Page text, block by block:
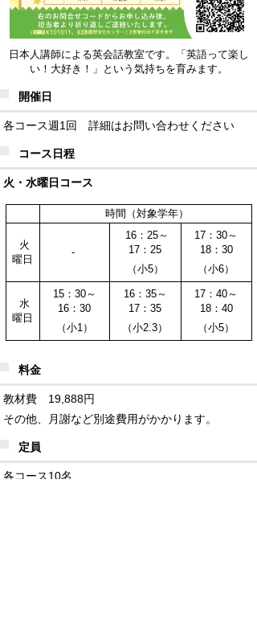
日本人講師による英会話教室です。「英語って楽し
い！大好き！」という気持ちを育みます。
開催日
各コース週1回 詳細はお問い合わせください
コース日程
火・水曜日コース
時間（対象学年）
火
曜日
-
16：25～
17：25
（小5）
17：30～
18：30
（小6）
水
曜日
15：30～
16：30
（小1）
16：35～
17：35
（小2.3）
17：40～
18：40
（小5）
料金
教材費 19,888円
その他、月謝など別途費用がかかります。
定員
各コース10名